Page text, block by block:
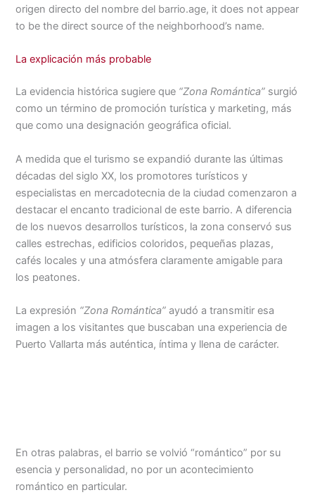
origen directo del nombre del barrio.age, it does not appear
to be the direct source of the neighborhood’s name.
La explicación más probable
La evidencia histórica sugiere que “Zona Romántica” surgió
como un término de promoción turística y marketing, más
que como una designación geográfica oficial.
A medida que el turismo se expandió durante las últimas
décadas del siglo XX, los promotores turísticos y
especialistas en mercadotecnia de la ciudad comenzaron a
destacar el encanto tradicional de este barrio. A diferencia
de los nuevos desarrollos turísticos, la zona conservó sus
calles estrechas, edificios coloridos, pequeñas plazas,
cafés locales y una atmósfera claramente amigable para
los peatones.
La expresión “Zona Romántica” ayudó a transmitir esa
imagen a los visitantes que buscaban una experiencia de
Puerto Vallarta más auténtica, íntima y llena de carácter.
En otras palabras, el barrio se volvió “romántico” por su
esencia y personalidad, no por un acontecimiento
romántico en particular.